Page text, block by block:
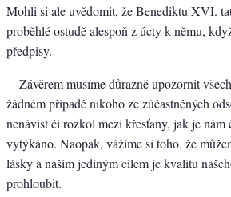
Mohli si ale uvědomit, že Benediktu XVI.
proběhlé ostudě alespoň z úcty k němu,
předpisy.
Závěrem musíme důrazně upozornit
žádném případě nikoho ze zúčastněných
nenávist či rozkol mezi křesťany, jak je
vytýkáno. Naopak, vážíme si toho, že
lásky a naším jediným cílem je kvalitu
prohloubit.